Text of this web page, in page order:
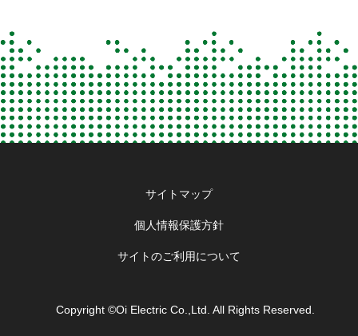
サイトマップ
個人情報保護方針
サイトのご利用について
Copyright ©Oi Electric Co.,Ltd. All Rights Reserved.